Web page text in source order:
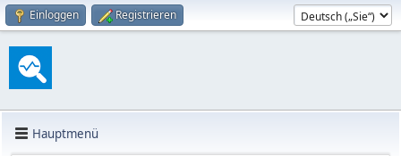
Einloggen Registrieren
Hauptmenü